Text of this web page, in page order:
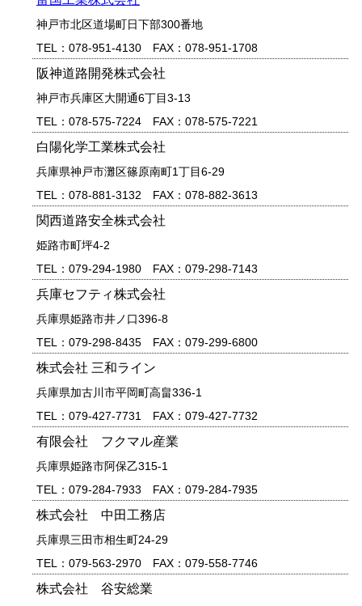
神戸市北区道場町日下部300番地
TEL：078-951-4130 FAX：078-951-1708
阪神道路開発株式会社
神戸市兵庫区大開通6丁目3-13
TEL：078-575-7224 FAX：078-575-7221
白陽化学工業株式会社
兵庫県神戸市灘区篠原南町1丁目6-29
TEL：078-881-3132 FAX：078-882-3613
関西道路安全株式会社
姫路市町坪4-2
TEL：079-294-1980 FAX：079-298-7143
兵庫セフティ株式会社
兵庫県姫路市井ノ口396-8
TEL：079-298-8435 FAX：079-299-6800
株式会社 三和ライン
兵庫県加古川市平岡町高畠336-1
TEL：079-427-7731 FAX：079-427-7732
有限会社 フクマル産業
兵庫県姫路市阿保乙315-1
TEL：079-284-7933 FAX：079-284-7935
株式会社 中田工務店
兵庫県三田市相生町24-29
TEL：079-563-2970 FAX：079-558-7746
株式会社 谷安総業